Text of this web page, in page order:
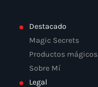
Destacado
Magic Secrets
Productos mágicos
Sobre Mí
Legal